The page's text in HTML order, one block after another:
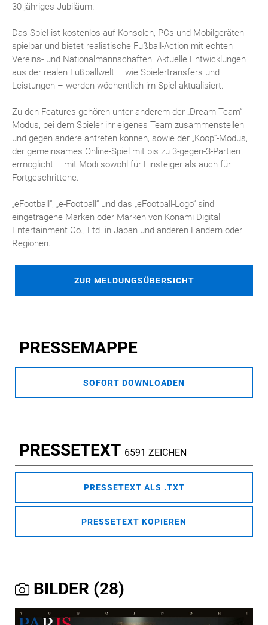
30-jähriges Jubiläum.
Das Spiel ist kostenlos auf Konsolen, PCs und Mobilgeräten
spielbar und bietet realistische Fußball-Action mit echten
Vereins- und Nationalmannschaften. Aktuelle Entwicklungen
aus der realen Fußballwelt – wie Spielertransfers und
Leistungen – werden wöchentlich im Spiel aktualisiert.
Zu den Features gehören unter anderem der „Dream Team“-
Modus, bei dem Spieler ihr eigenes Team zusammenstellen
und gegen andere antreten können, sowie der „Koop“-Modus,
der gemeinsames Online-Spiel mit bis zu 3-gegen-3-Partien
ermöglicht – mit Modi sowohl für Einsteiger als auch für
Fortgeschrittene.
„eFootball“, „e-Football“ und das „eFootball-Logo“ sind
eingetragene Marken oder Marken von Konami Digital
Entertainment Co., Ltd. in Japan und anderen Ländern oder
Regionen.
ZUR MELDUNGSÜBERSICHT
PRESSEMAPPE
SOFORT DOWNLOADEN
PRESSETEXT 6591 ZEICHEN
PRESSETEXT ALS .TXT
PRESSETEXT KOPIEREN
BILDER (28)